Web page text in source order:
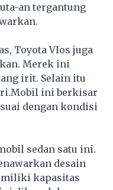
an tergantung
Toyota VIos juga
Merek ini
irit. Selain itu
ini berkisar
dengan kondisi
sedan satu ini.
desain
kapasitas